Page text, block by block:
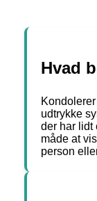
Hvad
udtrykke
der har lidt
måde at
person